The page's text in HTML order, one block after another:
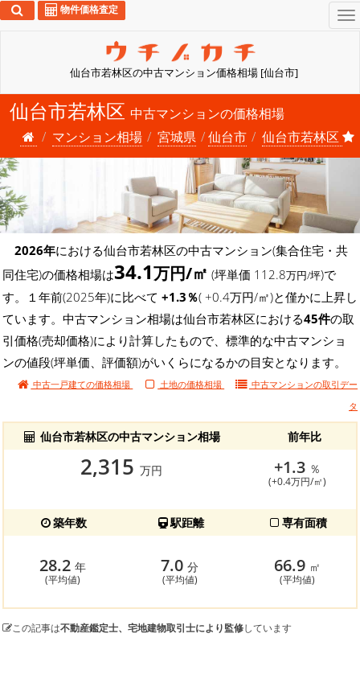
仙台市若林区の中古マンション価格相場 [仙台市]
物件価格査定
仙台市若林区 中古マンションの価格相場
マンション相場
宮城県 仙台市 仙台市若林区
2026年における仙台市若林区の中古マンション(集合住宅・共
同住宅)の価格相場は34.1万円/㎡ (坪単価 112.8万円/坪)で
す。１年前(2025年)に比べて +1.3％( +0.4万円/㎡)と僅かに上昇し
ています。中古マンション相場は仙台市若林区における45件の取
引価格(売却価格)により計算したもので、標準的な中古マンショ
ンの値段(坪単価、評価額)がいくらになるかの目安となります。
中古一戸建ての価格相場 土地の価格相場 中古マンションの取引デー
タ
仙台市若林区の中古マンション相場 前年比
2,315 万円 +1.3 ％
(+0.4万円/㎡)
築年数 駅距離 専有面積
28.2 年
(平均値)
7.0分
(平均値)
66.9 ㎡
(平均値)
この記事は不動産鑑定士、宅地建物取引士により監修しています